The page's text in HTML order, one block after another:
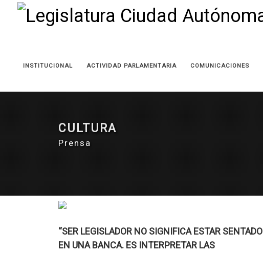
INSTITUCIONAL ACTIVIDAD PARLAMENTARIA COMUNICACIONES
CULTURA
Prensa
“SER LEGISLADOR NO SIGNIFICA ESTAR SENTADO
EN UNA BANCA. ES INTERPRETAR LAS